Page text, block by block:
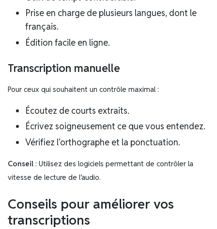
Prise en charge de plusieurs langues, dont le
français.
Édition facile en ligne.
Transcription manuelle
Pour ceux qui souhaitent un contrôle maximal :
Écoutez de courts extraits.
Écrivez soigneusement ce que vous entendez.
Vérifiez l’orthographe et la ponctuation.
Conseil : Utilisez des logiciels permettant de contrôler la
vitesse de lecture de l’audio.
Conseils pour améliorer vos
transcriptions